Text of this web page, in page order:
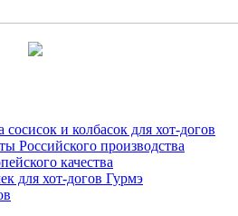
и колбасок для хот-догов
Российского производства
качества
для хот-догов Гурмэ